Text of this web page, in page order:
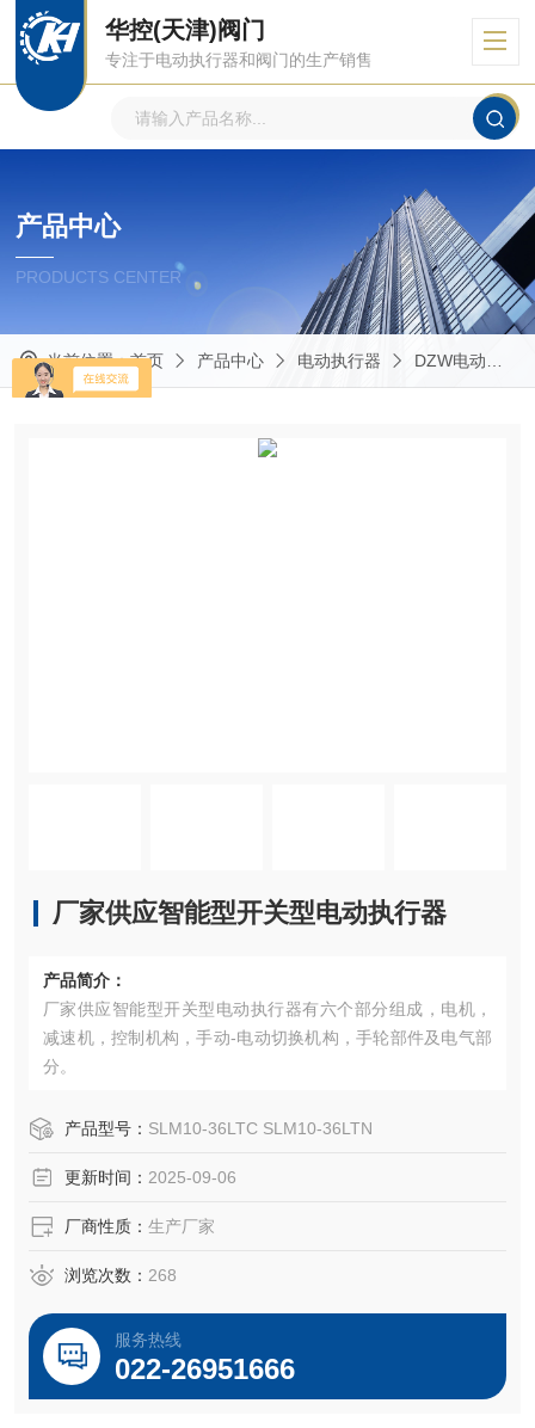
华控(天津)阀门
专注于电动执行器和阀门的生产销售
产品中心
PRODUCTS CENTER
当前位置：首页 产品中心 电动执行器 DZW电动执行器
厂家供应智能型开关型电动执行器
产品简介：
厂家供应智能型开关型电动执行器有六个部分组成，电机，
减速机，控制机构，手动-电动切换机构，手轮部件及电气部
分。
产品型号： SLM10-36LTC SLM10-36LTN
更新时间： 2025-09-06
厂商性质： 生产厂家
浏览次数： 268
服务热线
022-26951666